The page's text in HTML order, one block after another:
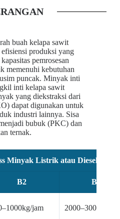
buah kelapa sawit
produksi yang
pemrosesan
memenuhi kebutuhan
puncak. Minyak inti
inti kelapa sawit
yang diekstraksi dari
dapat digunakan untuk
industri lainnya. Sisa
bubuk (PKC) dan
ternak.
Minyak Listrik atau Diesel
B2 B3
jam 2000–3000kg/